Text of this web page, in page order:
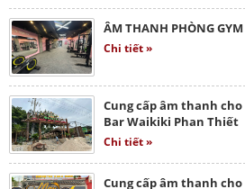
ÂM THANH PHÒNG GYM
Chi tiết »
Cung cấp âm thanh cho
Bar Waikiki Phan Thiết
Chi tiết »
Cung cấp âm thanh cho